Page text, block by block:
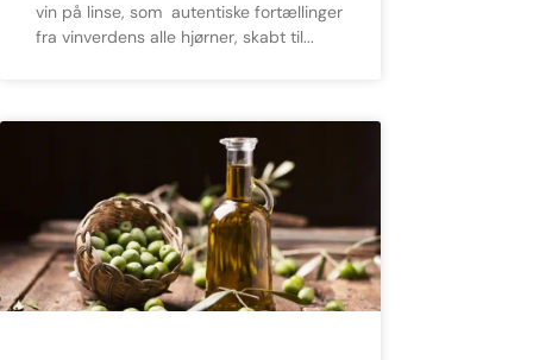
vin på linse, som autentiske fortællinger
fra vinverdens alle hjørner, skabt til